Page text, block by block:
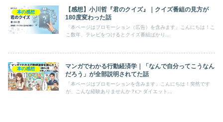
本の感想
【感想】小川哲『君のクイズ』｜クイズ番組の見方が
180度変わった話
「本ページはプロモーション（広告）を含みます」こんにちは！こ
こ数年、テレビをつけるとクイズ番組ばかり...
本の感想
マンガでわかる行動経済学｜「なんで自分ってこうなん
だろう」が全部説明されてた話
「本ページはプロモーションを含みます」こんにちは！突然です
が、こんな経験ありませんか？👉 ダイエット...